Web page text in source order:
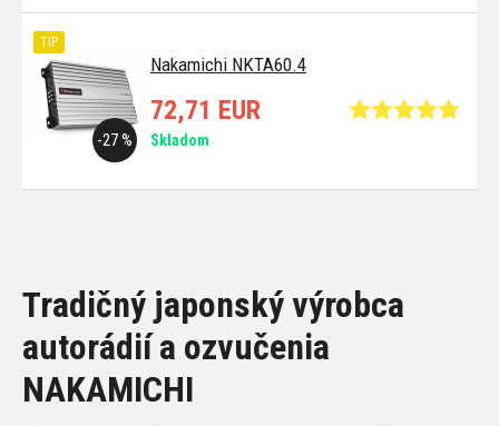
Nakamichi NKTA60.4
-27 %
TIP
72,71 EUR
Skladom
Tradičný japonský výrobca
autorádií a ozvučenia
NAKAMICHI